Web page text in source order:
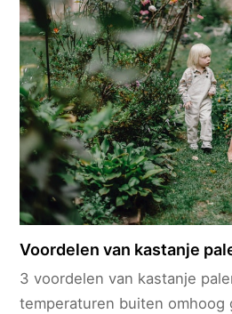
Voordelen van kastanje
3 voordelen van kastanje
temperaturen buiten omhoog